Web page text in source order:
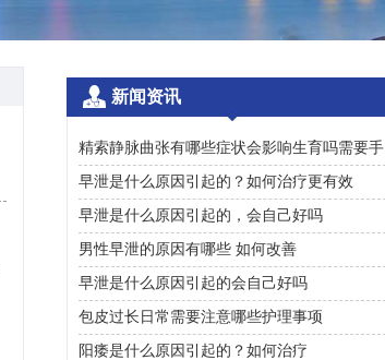
新闻资讯
精索静脉曲张有哪些症状会影响生育吗需要手
术治疗吗
早泄是什么原因引起的？如何治疗更有效
早泄是什么原因引起的，会自己好吗
男性早泄的原因有哪些 如何改善
早泄是什么原因引起的会自己好吗
包皮过长日常需要注意哪些护理事项
阳痿是什么原因引起的？如何治疗